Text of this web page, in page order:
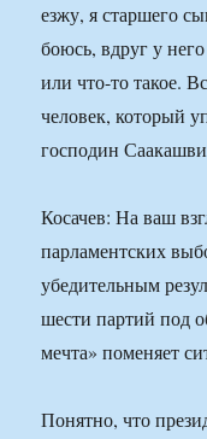
езжу, я старшего
боюсь, вдруг у
или что-то такое.
человек, который
господин
Косачев: На ваш
парламентских
убедительным
шести партий под
мечта» поменяет
Понятно, что